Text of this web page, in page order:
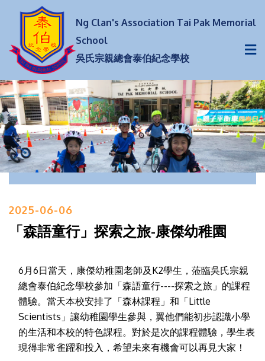
Ng Clan's Association Tai Pak Memorial
School
吳氏宗親總會泰伯紀念學校
2025-06-06
「森語童行」探索之旅-康傑幼稚園
6月6日當天，康傑幼稚園老師及K2學生，蒞臨吳氏宗親
總會泰伯紀念學校參加「森語童行----探索之旅」的課程
體驗。當天本校安排了「森林課程」和「Little
Scientists」讓幼稚園學生參與，翼他們能初步認識小學
的生活和本校的特色課程。對於是次的課程體驗，學生表
現得非常雀躍和投入，希望未來有機會可以再見大家！